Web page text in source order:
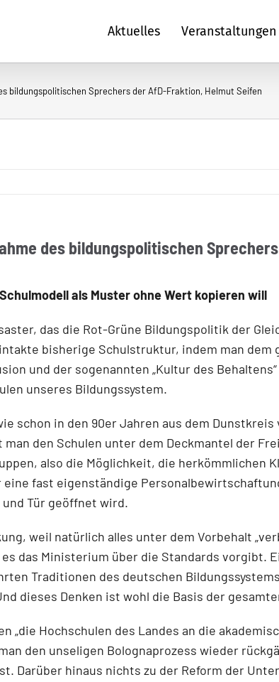
Aktuelles Veranstaltungen
bildungspolitischen Sprechers der AfD-Fraktion, Helmut Seifen
des bildungspolitischen
als Muster ohne Wert kopieren will
das die Rot-Grüne Bildungspolitik der
bisherige Schulstruktur, indem man
und der sogenannten „Kultur des
unseres Bildungssystem.
schon in den 90er Jahren aus dem Dunstkreis
den Schulen unter dem Deckmantel der
also die Möglichkeit, die herkömmlichen
fast eigenständige
Tür geöffnet wird.
weil natürlich alles unter dem Vorbehalt
das Ministerium über die Standards vorgibt.
Traditionen des deutschen
dieses Denken ist wohl die Basis der
„die Hochschulen des Landes an die
den unseligen Bolognaprozess wieder
Darüber hinaus nichts zu der Reform der